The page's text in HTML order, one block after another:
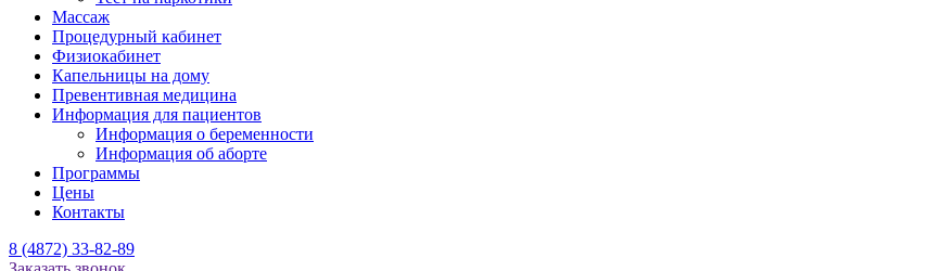
Массаж
Процедурный кабинет
Физиокабинет
Капельницы на дому
Превентивная медицина
Информация для пациентов
Информация о беременности
Информация об аборте
Программы
Цены
Контакты
8 (4872) 33-82-89